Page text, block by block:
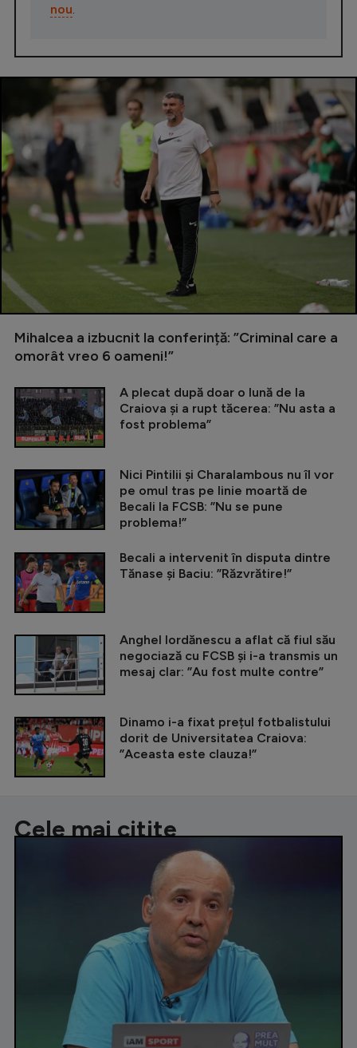
nou
Mihalcea a izbucnit la conferință: ”Criminal care a
omorât vreo 6 oameni!”
A plecat după doar o lună de la
Craiova și a rupt tăcerea: ”Nu asta a
fost problema”
Nici Pintilii și Charalambous nu îl vor
pe omul tras pe linie moartă de
Becali la FCSB: ”Nu se pune
problema!”
Becali a intervenit în disputa dintre
Tănase și Baciu: ”Răzvrătire!”
Anghel Iordănescu a aflat că fiul său
negociază cu FCSB și i-a transmis un
mesaj clar: ”Au fost multe contre”
Dinamo i-a fixat prețul fotbalistului
dorit de Universitatea Craiova:
”Aceasta este clauza!”
Cele mai citite